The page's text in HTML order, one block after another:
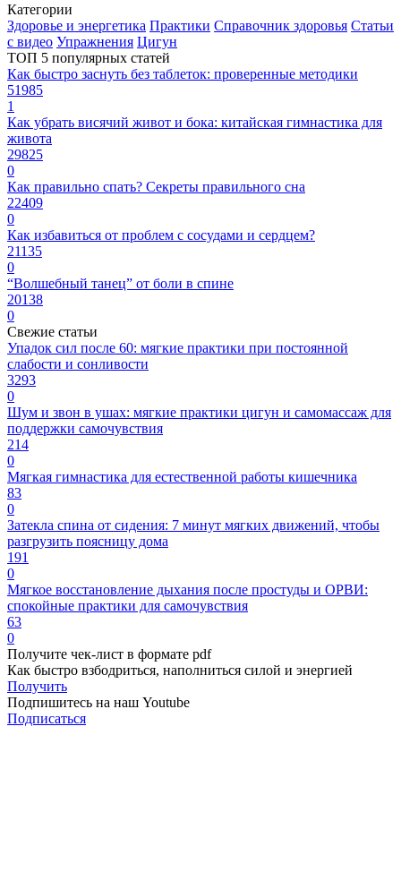
Категории
Здоровье и энергетика Практики Справочник здоровья Статьи
с видео Упражнения Цигун
ТОП 5 популярных статей
Как быстро заснуть без таблеток: проверенные методики
51985
1
Как убрать висячий живот и бока: китайская гимнастика для
живота
29825
0
Как правильно спать? Секреты правильного сна
22409
0
Как избавиться от проблем с сосудами и сердцем?
21135
0
“Волшебный танец” от боли в спине
20138
0
Свежие статьи
Упадок сил после 60: мягкие практики при постоянной
слабости и сонливости
3293
0
Шум и звон в ушах: мягкие практики цигун и самомассаж для
поддержки самочувствия
214
0
Мягкая гимнастика для естественной работы кишечника
83
0
Затекла спина от сидения: 7 минут мягких движений, чтобы
разгрузить поясницу дома
191
0
Мягкое восстановление дыхания после простуды и ОРВИ:
спокойные практики для самочувствия
63
0
Получите чек-лист в формате pdf
Как быстро взбодриться, наполниться силой и энергией
Получить
Подпишитесь на наш Youtube
Подписаться